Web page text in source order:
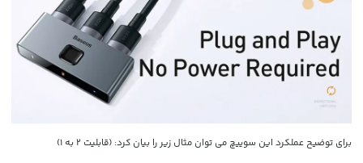
برای توضیح عملکرد این سوییچ می توان مثال زیر را بیان کرد: (قابلیت 2 به 1)